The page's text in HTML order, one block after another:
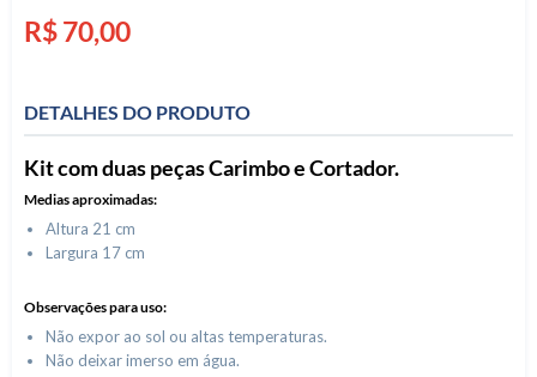
Preço
R$ 70,00
DETALHES DO PRODUTO
Kit com duas peças Carimbo e Cortador.
Medias aproximadas:
Altura 21 cm
Largura 17 cm
Observações para uso:
Não expor ao sol ou altas temperaturas.
Não deixar imerso em água.